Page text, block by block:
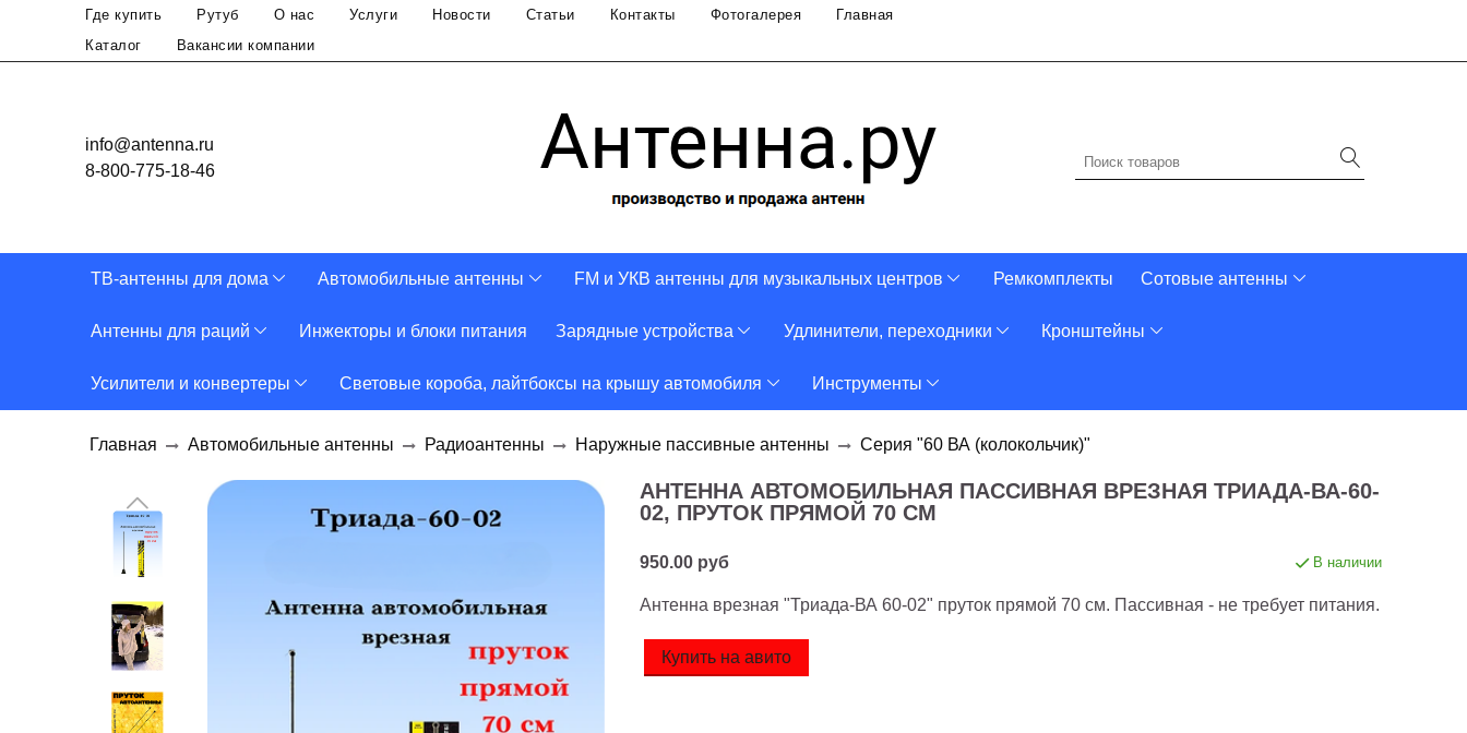
Где купить Рутуб О нас Услуги Новости Статьи Контакты Фотогалерея
Главная
Каталог
Вакансии компании
info@antenna.ru
8-800-775-18-46
ТВ-антенны для дома Автомобильные антенны FM и УКВ антенны для музыкальных центров Ремкомплекты Сотовые антенны
Антенны для раций Инжекторы и блоки питания Зарядные устройства Удлинители, переходники Кронштейны
Усилители и конвертеры Световые короба, лайтбоксы на крышу автомобиля Инструменты
Главная Автомобильные антенны Радиоантенны Наружные пассивные антенны Серия "60 ВА (колокольчик)"
АНТЕННА АВТОМОБИЛЬНАЯ ПАССИВНАЯ ВРЕЗНАЯ ТРИАДА-ВА-60-
02, ПРУТОК ПРЯМОЙ 70 СМ
950.00 руб В наличии
Антенна врезная "Триада-ВА 60-02" пруток прямой 70 см. Пассивная - не требует питания.
Купить на авито